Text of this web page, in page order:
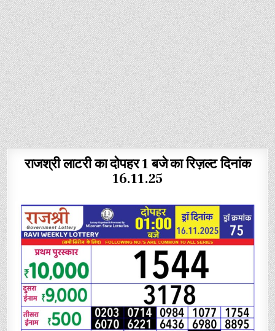
राजश्री लाटरी का दोपहर 1 बजे का रिज़ल्ट दिनांक
16.11.25